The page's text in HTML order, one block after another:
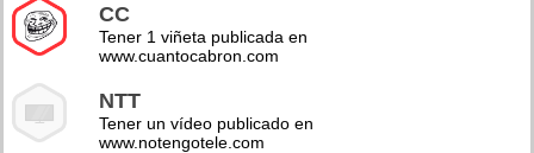
CC
Tener 1 viñeta publicada en
www.cuantocabron.com
NTT
Tener un vídeo publicado en
www.notengotele.com